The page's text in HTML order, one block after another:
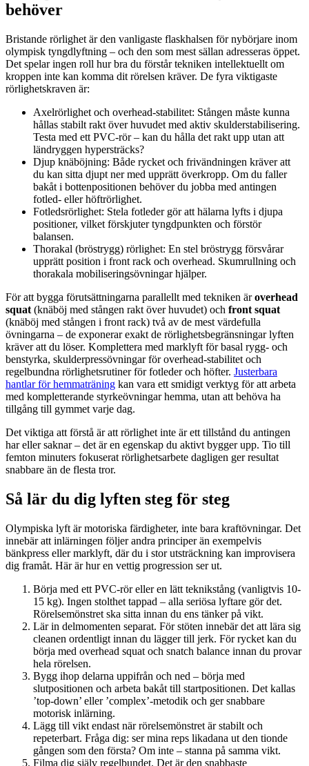
behöver
Bristande rörlighet är den vanligaste flaskhalsen för nybörjare inom
olympisk tyngdlyftning – och den som mest sällan adresseras öppet.
Det spelar ingen roll hur bra du förstår tekniken intellektuellt om
kroppen inte kan komma dit rörelsen kräver. De fyra viktigaste
rörlighetskraven är:
Axelrörlighet och overhead-stabilitet: Stången måste kunna
hållas stabilt rakt över huvudet med aktiv skulderstabilisering.
Testa med ett PVC-rör – kan du hålla det rakt upp utan att
ländryggen hypersträcks?
Djup knäböjning: Både rycket och frivändningen kräver att
du kan sitta djupt ner med upprätt överkropp. Om du faller
bakåt i bottenpositionen behöver du jobba med antingen
fotled- eller höftrörlighet.
Fotledsrörlighet: Stela fotleder gör att hälarna lyfts i djupa
positioner, vilket förskjuter tyngdpunkten och förstör
balansen.
Thorakal (bröstrygg) rörlighet: En stel bröstrygg försvårar
upprätt position i front rack och overhead. Skumrullning och
thorakala mobiliseringsövningar hjälper.
För att bygga förutsättningarna parallellt med tekniken äroverhead
squat (knäböj med stången rakt över huvudet) och front squat
(knäböj med stången i front rack) två av de mest värdefulla
övningarna – de exponerar exakt de rörlighetsbegränsningar lyften
kräver att du löser. Komplettera med marklyft för basal rygg- och
benstyrka, skulderpressövningar för overhead-stabilitet och
regelbundna rörlighetsrutiner för fotleder och höfter. Justerbara
hantlar för hemmaträning kan vara ett smidigt verktyg för att arbeta
med kompletterande styrkeövningar hemma, utan att behöva ha
tillgång till gymmet varje dag.
Det viktiga att förstå är att rörlighet inte är ett tillstånd du antingen
har eller saknar – det är en egenskap du aktivt bygger upp. Tio till
femton minuters fokuserat rörlighetsarbete dagligen ger resultat
snabbare än de flesta tror.
Så lär du dig lyften steg för steg
Olympiska lyft är motoriska färdigheter, inte bara kraftövningar. Det
innebär att inlärningen följer andra principer än exempelvis
bänkpress eller marklyft, där du i stor utsträckning kan improvisera
dig framåt. Här är hur en vettig progression ser ut.
Börja med ett PVC-rör eller en lätt teknikstång (vanligtvis 10-
15 kg). Ingen stolthet tappad – alla seriösa lyftare gör det.
Rörelsemönstret ska sitta innan du ens tänker på vikt.
Lär in delmomenten separat. För stöten innebär det att lära sig
cleanen ordentligt innan du lägger till jerk. För rycket kan du
börja med overhead squat och snatch balance innan du provar
hela rörelsen.
Bygg ihop delarna uppifrån och ned – börja med
slutpositionen och arbeta bakåt till startpositionen. Det kallas
’top-down’ eller ’complex’-metodik och ger snabbare
motorisk inlärning.
Lägg till vikt endast när rörelsemönstret är stabilt och
repeterbart. Fråga dig: ser mina reps likadana ut den tionde
gången som den första? Om inte – stanna på samma vikt.
Filma dig själv regelbundet. Det är den snabbaste